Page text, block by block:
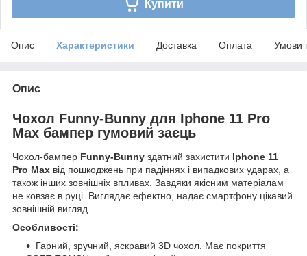
Купити
Опис Характеристики Доставка Оплата Умови
Опис
Чохол Funny-Bunny для Iphone 11 Pro
Max бампер гумовий заєць
Чохол-бампер Funny-Bunny здатний захистити Iphone 11
Pro Max від пошкоджень при падіннях і випадкових ударах, а
також інших зовнішніх впливах. Завдяки якісним матеріалам
не ковзає в руці. Виглядає ефектно, надає смартфону цікавий
зовнішній вигляд
Особливості:
Гарний, зручний, яскравий 3D чохол. Має покриття